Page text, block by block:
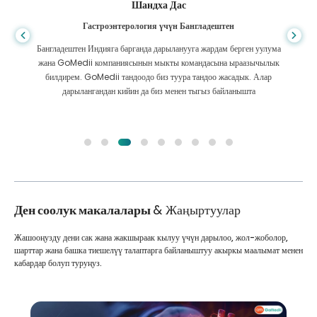
Шандха Дас
Гастроэнтерология үчүн Бангладештен
Бангладештен Индияга барганда дарыланууга жардам берген уулума
жана GoMedii компаниясынын мыкты командасына ыраазычылык
билдирем. GoMedii тандоодо биз туура тандоо жасадык. Алар
дарылангандан кийин да биз менен тыгыз байланышта
Ден соолук макалалары& Жаңыртуулар
Жашооңузду дени сак жана жакшыраак кылуу үчүн дарылоо, жол-жоболор,
шарттар жана башка тиешелүү талаптарга байланыштуу акыркы маалымат менен
кабардар болуп туруңуз.